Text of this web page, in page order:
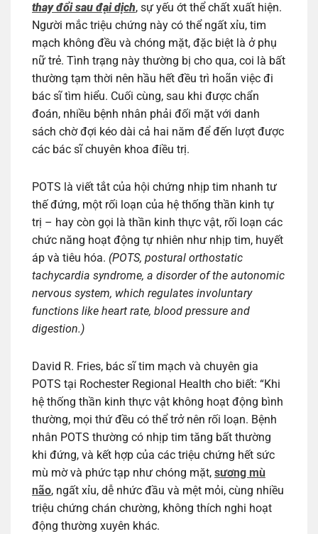
thay đổi sau đại dịch, sự yếu ớt thể chất xuất hiện.
Người mắc triệu chứng này có thể ngất xỉu, tim
mạch không đều và chóng mặt, đặc biệt là ở phụ
nữ trẻ. Tình trạng này thường bị cho qua, coi là bất
thường tạm thời nên hầu hết đều trì hoãn việc đi
bác sĩ tìm hiểu. Cuối cùng, sau khi được chẩn
đoán, nhiều bệnh nhân phải đối mặt với danh
sách chờ đợi kéo dài cả hai năm để đến lượt được
các bác sĩ chuyên khoa điều trị.
POTS là viết tắt của hội chứng nhịp tim nhanh tư
thế đứng, một rối loạn của hệ thống thần kinh tự
trị – hay còn gọi là thần kinh thực vật, rối loạn các
chức năng hoạt động tự nhiên như nhịp tim, huyết
áp và tiêu hóa. (POTS, postural orthostatic
tachycardia syndrome, a disorder of the autonomic
nervous system, which regulates involuntary
functions like heart rate, blood pressure and
digestion.)
David R. Fries, bác sĩ tim mạch và chuyên gia
POTS tại Rochester Regional Health cho biết: “Khi
hệ thống thần kinh thực vật không hoạt động bình
thường, mọi thứ đều có thể trở nên rối loạn. Bệnh
nhân POTS thường có nhịp tim tăng bất thường
khi đứng, và kết hợp của các triệu chứng hết sức
mù mờ và phức tạp như chóng mặt, sương mù
não, ngất xỉu, dễ nhức đầu và mệt mỏi, cùng nhiều
triệu chứng chán chường, không thích nghi hoạt
động thường xuyên khác.